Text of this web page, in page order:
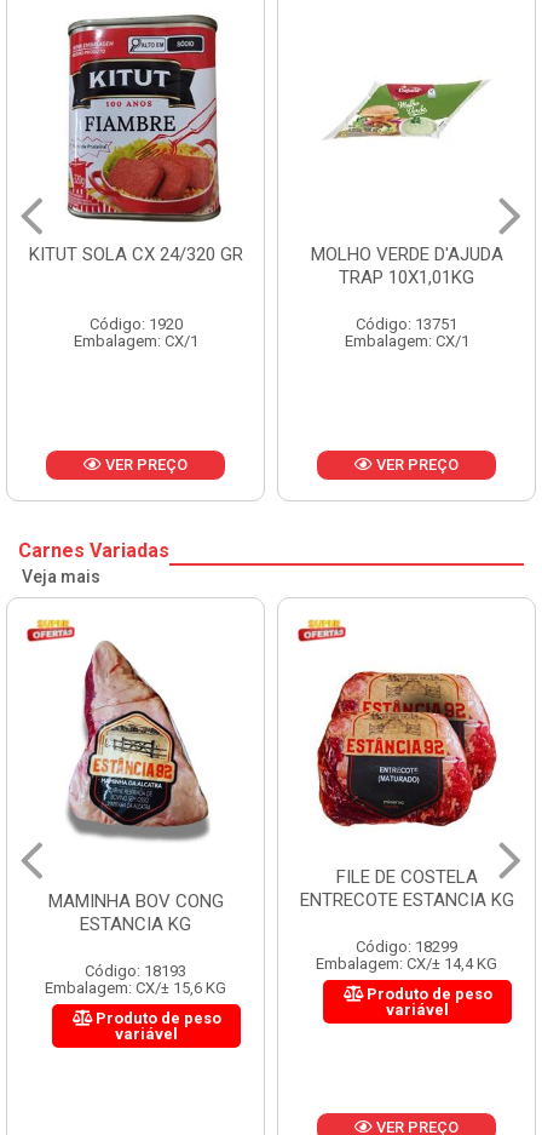
CX 24/320 GR
Código: 1920
CX/1
VER PREÇO
MOLHO VERDE D'AJUDA
TRAP 10X1,01KG
Código: 13751
Embalagem: CX/1
VER PREÇO
Carnes Variadas
Veja mais
MAMINHA BOV CONG
ESTANCIA KG
Código: 18193
Embalagem: CX/± 15,6 KG
Produto de peso
variável
FILE DE COSTELA
ENTRECOTE ESTANCIA KG
Código: 18299
Embalagem: CX/± 14,4 KG
Produto de peso
variável
VER PREÇO